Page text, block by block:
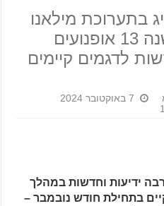
בתערוכת מילאנו
ומתכוונים להציג השנה 13 אופנועים
לדגמים קיימים
7 באוקטובר 2024
ידיעות וחדשות במהלך
2024 שתתקיים בתחילת חודש נובמבר –